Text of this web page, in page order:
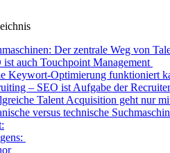
Der zentrale Weg von
ist auch Touchpoint Management
Keywort-Optimierung funktioniert
– SEO ist Aufgabe der
Talent Acquisition geht nur
versus technische